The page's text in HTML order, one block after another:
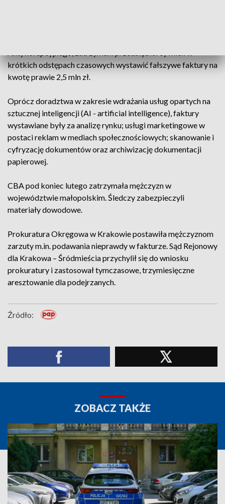
krótkich odstępach czasowych wystawić fałszywe faktury na
kwotę prawie 2,5 mln zł.
Oprócz doradztwa w zakresie wdrażania usług opartych na
sztucznej inteligencji (AI - artificial intelligence), faktury
wystawiane były za analizę rynku; usługi marketingowe w
postaci reklam w mediach społecznościowych; skanowanie i
cyfryzację dokumentów oraz archiwizację dokumentacji
papierowej.
CBA pod koniec lutego zatrzymała mężczyzn w
województwie małopolskim. Śledczy zabezpieczyli
materiały dowodowe.
Prokuratura Okręgowa w Krakowie postawiła mężczyznom
zarzuty m.in. podawania nieprawdy w fakturze. Sąd Rejonowy
dla Krakowa – Śródmieścia przychylił się do wniosku
prokuratury i zastosował tymczasowe, trzymiesięczne
aresztowanie dla podejrzanych.
Źródło:
ZOBACZ TAKŻE